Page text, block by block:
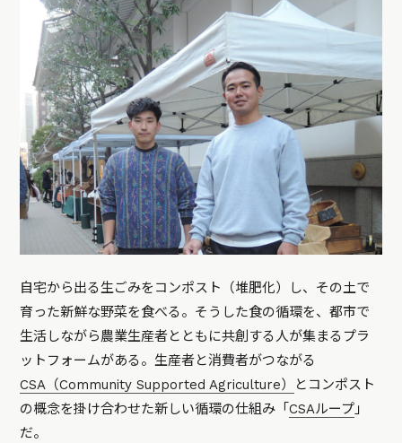
自宅から出る生ごみをコンポスト（堆肥化）し、その土で
育った新鮮な野菜を食べる。そうした食の循環を、都市で
生活しながら農業生産者とともに共創する人が集まるプラ
ットフォームがある。生産者と消費者がつながる
CSA（Community Supported Agriculture）
とコンポスト
の概念を掛け合わせた新しい循環の仕組み「CSAループ 」
だ。